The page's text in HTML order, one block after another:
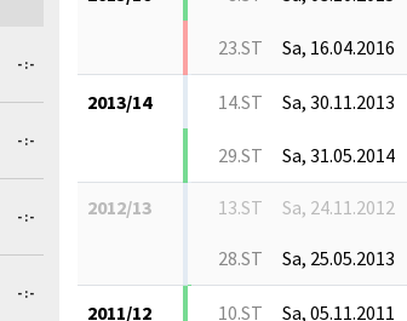
-:-
-:-
-:-
-:-
23.ST Sa, 16.04.2016
2013/14 14.ST Sa, 30.11.2013
29.ST Sa, 31.05.2014
2012/13 13.ST Sa, 24.11.2012
28.ST Sa, 25.05.2013
2011/12 10.ST Sa, 05.11.2011